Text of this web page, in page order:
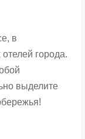
в
города.
выделите